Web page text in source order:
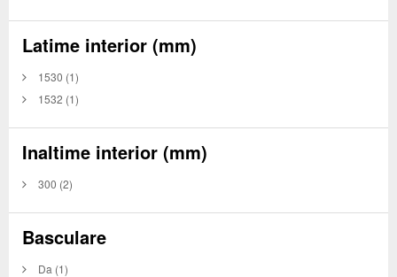
Latime interior (mm)
1530 (1)
1532 (1)
Inaltime interior (mm)
300 (2)
Basculare
Da (1)